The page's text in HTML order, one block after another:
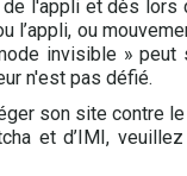
l'appli et dès lors
l’appli, ou
invisible »
n'est pas défié.
son site contre
et d’IMI,